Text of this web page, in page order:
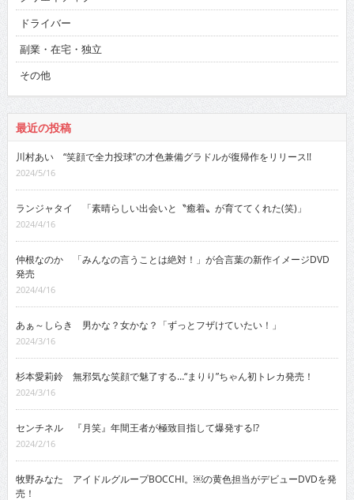
ドライバー
副業・在宅・独立
その他
最近の投稿
川村あい “笑顔で全力投球”の才色兼備グラドルが復帰作をリリース!!
2024/5/16
ランジャタイ 「素晴らしい出会いと〝癒着〟が育ててくれた(笑)」
2024/4/16
仲根なのか 「みんなの言うことは絶対！」が合言葉の新作イメージDVD
発売
2024/4/16
あぁ～しらき 男かな？女かな？「ずっとフザけていたい！」
2024/3/16
杉本愛莉鈴 無邪気な笑顔で魅了する…“まりり”ちゃん初トレカ発売！
2024/3/16
センチネル 『月笑』年間王者が極致目指して爆発する!?
2024/2/16
牧野みなた アイドルグループBOCCHI。￼の黄色担当がデビューDVDを発
売！